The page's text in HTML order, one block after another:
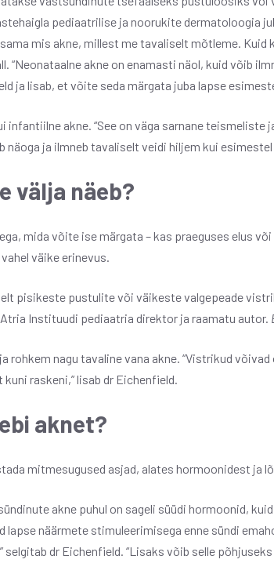
pediaatrilise ja noorukite dermatoloogia
mis akne, millest me tavaliselt mõtleme. Kuid
“Neonataalne akne on enamasti näol, kuid võib
ja lisab, et võite seda märgata juba lapse
infantiilne akne. “See on väga sarnane teismeliste
näoga ja ilmneb tavaliselt veidi hiljem kui esimestel
välja näeb?
mida võite ise märgata – kas praeguses elus
väike erinevus.
pisikeste pustulite või väikeste valgepeade
Instituudi pediaatria direktor ja raamatu autor.
rohkem nagu tavaline vana akne. “Vistrikud
raskeni,” lisab dr Eichenfield.
aknet?
mitmesugused asjad, alates hormoonidest ja
akne puhul on sageli süüdi hormoonid,
lapse näärmete stimuleerimisega enne sündi
selgitab dr Eichenfield. “Lisaks võib selle